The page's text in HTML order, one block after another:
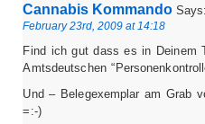
Cannabis Kommando Says:
February 23rd, 2009 at 14:18
Find ich gut dass es in Deinem
Amtsdeutschen
Und – Belegexemplar am Grab
=:-)